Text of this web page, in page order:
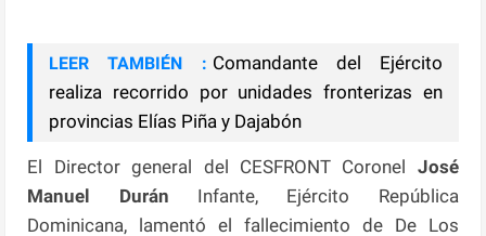
LEER TAMBIÉN : Comandante del Ejército
realiza recorrido por unidades fronterizas en
provincias Elías Piña y Dajabón
El Director general del CESFRONT Coronel José
Manuel Durán Infante, Ejército República
Dominicana, lamentó el fallecimiento de De Los